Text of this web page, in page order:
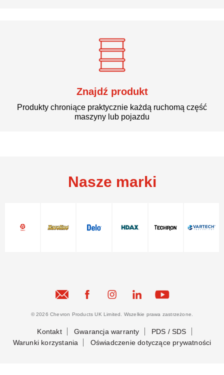
Znajdź produkt
Produkty chroniące praktycznie każdą ruchomą część
maszyny lub pojazdu
Nasze marki
© 2026 Chevron Products UK Limited. Wszelkie prawa zastrzeżone.
Kontakt Gwarancja warranty
PDS / SDS
Warunki korzystania
Oświadczenie dotyczące prywatności